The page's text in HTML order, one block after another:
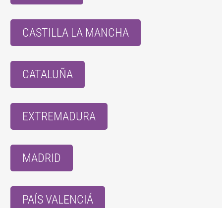
CASTILLA LA MANCHA
CATALUÑA
EXTREMADURA
MADRID
PAÍS VALENCIÁ